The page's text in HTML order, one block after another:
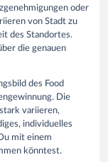
oder
von Stadt zu
des Standortes.
die genauen
des Food
Die
variieren,
individuelles
mit einem
könntest.